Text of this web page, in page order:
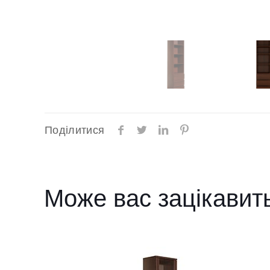
Поділитися
Може вас